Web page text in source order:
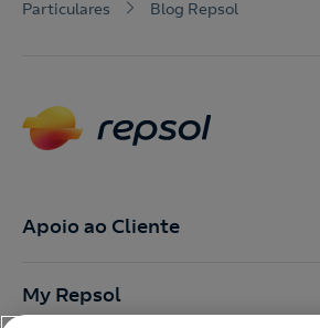
Particulares Blog Repsol
Apoio ao Cliente
My Repsol